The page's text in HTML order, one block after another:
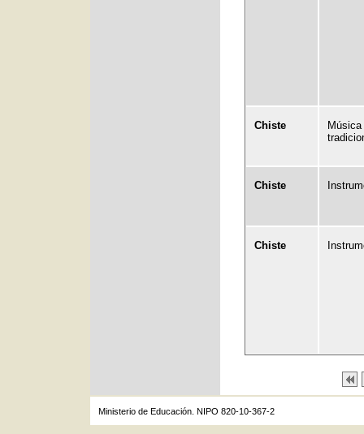
Chiste
Música
Chiste
Chiste
Ministerio de Educación. NIPO 820-10-367-2